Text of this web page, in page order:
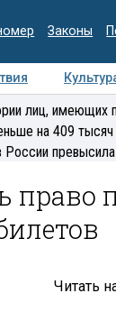
Законы
Интервью
лиц, имеющих
на 409 тысяч
право
Читать